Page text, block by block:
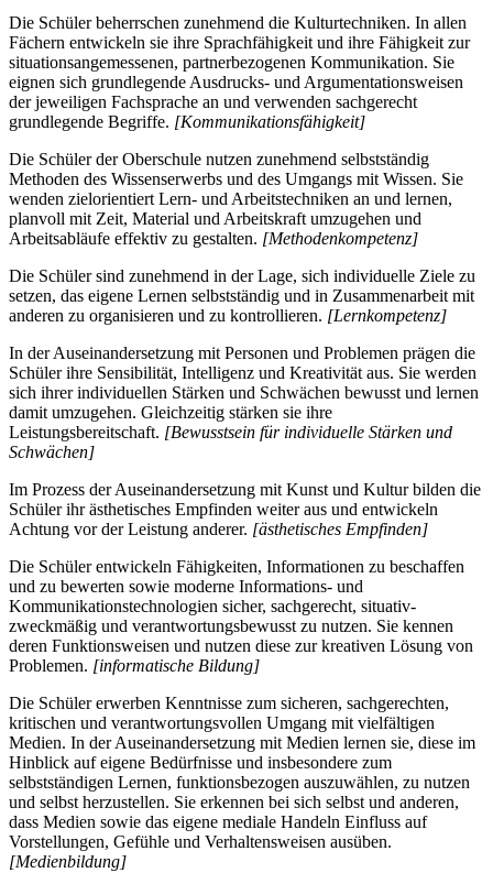
Die Schüler beherrschen zunehmend die Kulturtechniken. In allen
Fächern entwickeln sie ihre Sprachfähigkeit und ihre Fähigkeit zur
situationsangemessenen, partnerbezogenen Kommunikation. Sie
eignen sich grundlegende Ausdrucks- und Argumentationsweisen
der jeweiligen Fachsprache an und verwenden sachgerecht
grundlegende Begriffe. [Kommunikationsfähigkeit]
Die Schüler der Oberschule nutzen zunehmend selbstständig
Methoden des Wissenserwerbs und des Umgangs mit Wissen. Sie
wenden zielorientiert Lern- und Arbeitstechniken an und lernen,
planvoll mit Zeit, Material und Arbeitskraft umzugehen und
Arbeitsabläufe effektiv zu gestalten. [Methodenkompetenz]
Die Schüler sind zunehmend in der Lage, sich individuelle Ziele zu
setzen, das eigene Lernen selbstständig und in Zusammenarbeit mit
anderen zu organisieren und zu kontrollieren. [Lernkompetenz]
In der Auseinandersetzung mit Personen und Problemen prägen die
Schüler ihre Sensibilität, Intelligenz und Kreativität aus. Sie werden
sich ihrer individuellen Stärken und Schwächen bewusst und lernen
damit umzugehen. Gleichzeitig stärken sie ihre
Leistungsbereitschaft. [Bewusstsein für individuelle Stärken und
Schwächen]
Im Prozess der Auseinandersetzung mit Kunst und Kultur bilden die
Schüler ihr ästhetisches Empfinden weiter aus und entwickeln
Achtung vor der Leistung anderer. [ästhetisches Empfinden]
Die Schüler entwickeln Fähigkeiten, Informationen zu beschaffen
und zu bewerten sowie moderne Informations- und
Kommunikationstechnologien sicher, sachgerecht, situativ-
zweckmäßig und verantwortungsbewusst zu nutzen. Sie kennen
deren Funktionsweisen und nutzen diese zur kreativen Lösung von
Problemen. [informatische Bildung]
Die Schüler erwerben Kenntnisse zum sicheren, sachgerechten,
kritischen und verantwortungsvollen Umgang mit vielfältigen
Medien. In der Auseinandersetzung mit Medien lernen sie, diese im
Hinblick auf eigene Bedürfnisse und insbesondere zum
selbstständigen Lernen, funktionsbezogen auszuwählen, zu nutzen
und selbst herzustellen. Sie erkennen bei sich selbst und anderen,
dass Medien sowie das eigene mediale Handeln Einfluss auf
Vorstellungen, Gefühle und Verhaltensweisen ausüben.
[Medienbildung]